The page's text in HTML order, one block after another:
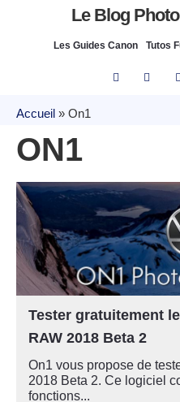
Le Blog Photo
Les Guides Canon Tutos
Accueil » On1
ON1
Tester gratuitement
RAW 2018 Beta 2
On1 vous propose de
2018 Beta 2. Ce logiciel
fonctions...